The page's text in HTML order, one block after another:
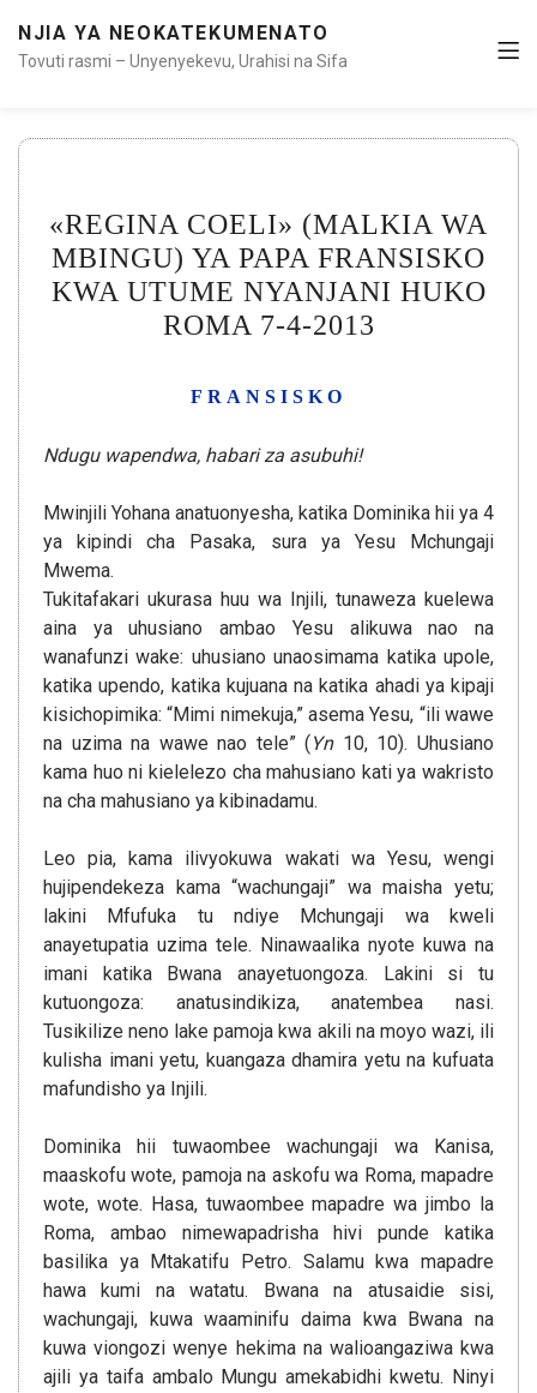
NJIA YA NEOKATEKUMENATO
Tovuti rasmi – Unyenyekevu, Urahisi na Sifa
«REGINA COELI» (MALKIA WA
MBINGU) YA PAPA FRANSISKO
KWA UTUME NYANJANI HUKO
ROMA 7-4-2013
FRANSISKO
Ndugu wapendwa, habari za asubuhi!
Mwinjili Yohana anatuonyesha, katika Dominika hii ya 4
ya kipindi cha Pasaka, sura ya Yesu Mchungaji
Mwema.
Tukitafakari ukurasa huu wa Injili, tunaweza kuelewa
aina ya uhusiano ambao Yesu alikuwa nao na
wanafunzi wake: uhusiano unaosimama katika upole,
katika upendo, katika kujuana na katika ahadi ya kipaji
kisichopimika: “Mimi nimekuja,” asema Yesu, “ili wawe
na uzima na wawe nao tele” ( Yn10, 10). Uhusiano
kama huo ni kielelezo cha mahusiano kati ya wakristo
na cha mahusiano ya kibinadamu.
Leo pia, kama ilivyokuwa wakati wa Yesu, wengi
hujipendekeza kama “wachungaji” wa maisha yetu;
lakini Mfufuka tu ndiye Mchungaji wa kweli
anayetupatia uzima tele. Ninawaalika nyote kuwa na
imani katika Bwana anayetuongoza. Lakini si tu
kutuongoza: anatusindikiza, anatembea nasi.
Tusikilize neno lake pamoja kwa akili na moyo wazi, ili
kulisha imani yetu, kuangaza dhamira yetu na kufuata
mafundisho ya Injili.
Dominika hii tuwaombee wachungaji wa Kanisa,
maaskofu wote, pamoja na askofu wa Roma, mapadre
wote, wote. Hasa, tuwaombee mapadre wa jimbo la
Roma, ambao nimewapadrisha hivi punde katika
basilika ya Mtakatifu Petro. Salamu kwa mapadre
hawa kumi na watatu. Bwana na atusaidie sisi,
wachungaji, kuwa waaminifu daima kwa Bwana na
kuwa viongozi wenye hekima na walioangaziwa kwa
ajili ya taifa ambalo Mungu amekabidhi kwetu. Ninyi